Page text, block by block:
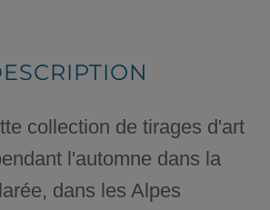
collection de tirages d'art
l'automne dans la
dans les Alpes